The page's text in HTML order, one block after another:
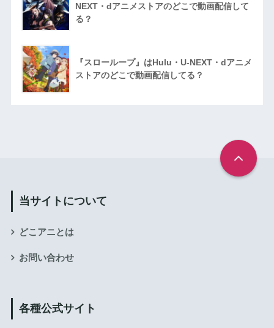
NEXT・dアニメストアのどこで動画配信して
る？
『スローループ』はHulu・U-NEXT・dアニメ
ストアのどこで動画配信してる？
当サイトについて
どこアニとは
お問い合わせ
各種公式サイト